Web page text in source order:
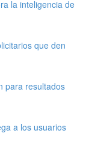
la inteligencia de
que den
para resultados
a los usuarios